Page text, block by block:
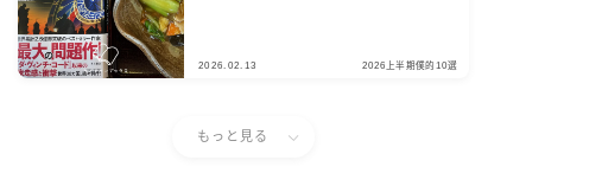
2026.02.13 2026上半期僕的10選
もっと見る